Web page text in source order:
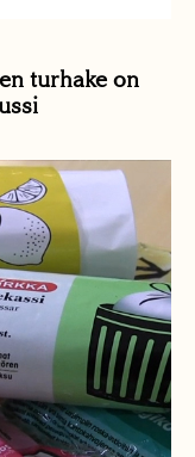
turhake on